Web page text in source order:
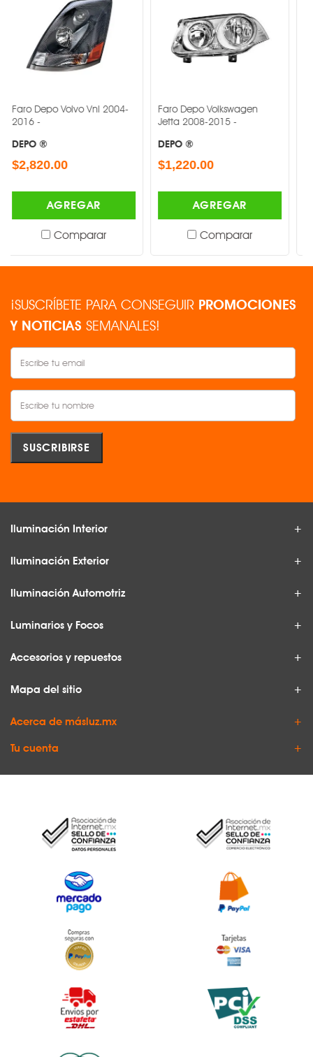
Volvo Vnl 2004-
Comparar
Faro Depo Volkswagen
Jetta 2008-2015 -
$1,220.00
AGREGAR
Comparar
Faro Depo
¡SUSCRÍBETE PARA CONSEGUIR PROMOCIONES
Y NOTICIAS SEMANALES!
Iluminación Interior
Iluminación Exterior
Iluminación Automotriz
Luminarios y Focos
Accesorios y repuestos
Mapa del sitio
Acerca de másluz.mx
Tu cuenta